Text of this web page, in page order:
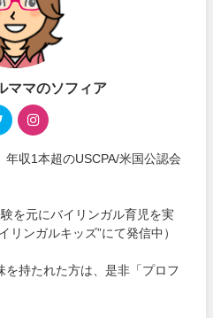
ママのソフィア
収1本超のUSCPA/米国公認会
を元にバイリンガル育児を実
リンガルキッズ”にて発信中）
を持たれた方は、是非「プロフ